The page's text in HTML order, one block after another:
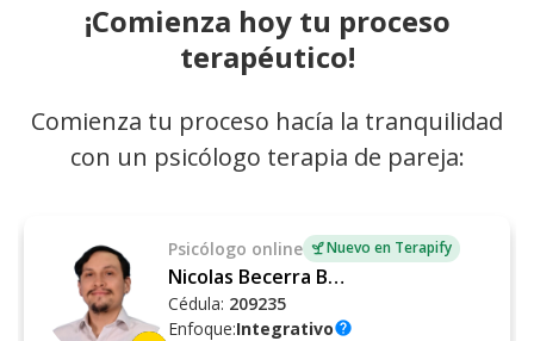
¡Comienza hoy tu proceso
terapéutico!
Comienza tu proceso hacía la tranquilidad
con un psicólogo terapia de pareja:
Psicólogo online Nuevo en Terapify
Nicolas Becerra Ballen
Cédula: 209235
Enfoque:Integrativohelp